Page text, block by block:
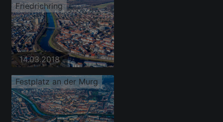
Friedrichring
14.03.2018
Festplatz an der Murg